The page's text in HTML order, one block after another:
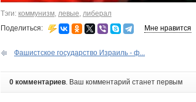
Тэги: коммунизм, левые, либерал
Поделиться:
Мне нравится
Фашистское государство Израиль - ф...
0 комментариев. Ваш комментарий станет первым